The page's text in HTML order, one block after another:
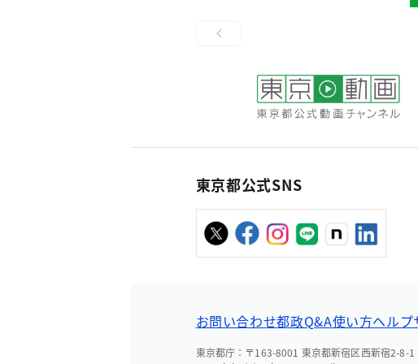
東京都公式SNS
お問い合わせ都政Q&A使い方ヘルプ
東京都庁：〒163-8001 東京都新宿区西新宿2-8-1